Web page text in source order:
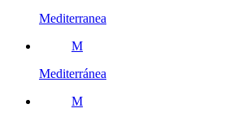
Mediterranea
M
Mediterránea
M